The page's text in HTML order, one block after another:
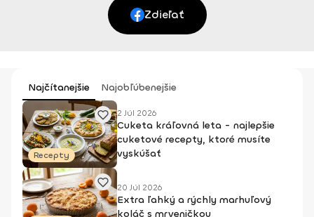
Zdieľať
Najčítanejšie Najobľúbenejšie
Recepty
2 Júl 2026
Cuketa kráľovná leta - najlepšie
cuketové recepty, ktoré musíte
vyskúšať
20 Júl 2026
Extra ľahký a rýchly marhuľový
koláč s mrveničkou